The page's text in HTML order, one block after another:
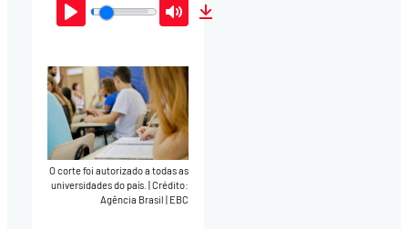
Play Mute
O corte foi autorizado a todas as
universidades do país.
Crédito:
Agência Brasil | EBC